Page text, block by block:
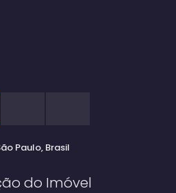
Paulo, Brasil
do Imóvel